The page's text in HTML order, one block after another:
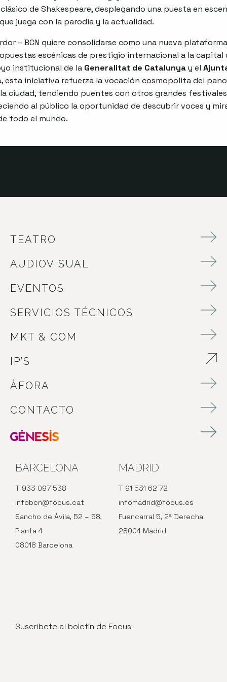
de Shakespeare, desplegando una puesta en
juega con la parodia y la actualidad.
– BCN quiere consolidarse como una nueva
escénicas de prestigio internacional a la capital
institucional de la Generalitat de Catalunyay el
, esta iniciativa refuerza la vocación cosmopolita del
ciudad, tendiendo puentes con otros grandes
al público la oportunidad de descubrir voces y
todo el mundo.
TEATRO
AUDIOVISUAL
EVENTOS
SERVICIOS TÉCNICOS
MKT & COM
IP’S
ÀFORA
CONTACTO
BARCELONA
T 933 097 538
infobcn@focus.cat
Sancho de Ávila, 52 – 58,
Planta 4
08018 Barcelona
MADRID
T 91 531 62 72
infomadrid@focus.es
Fuencarral 5, 2ª Derecha
28004 Madrid
Suscríbete al boletín de Focus